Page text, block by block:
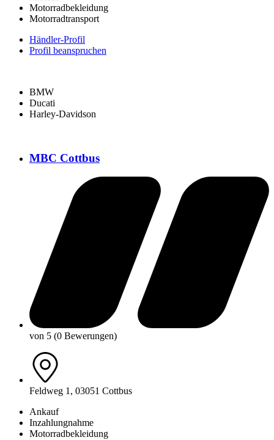
Motorradbekleidung
Motorradtransport
Händler-Profil
Profil beanspruchen
BMW
Ducati
Harley-Davidson
MBC Cottbus
von 5 (0 Bewerungen)
Feldweg 1, 03051 Cottbus
Ankauf
Inzahlungnahme
Motorradbekleidung